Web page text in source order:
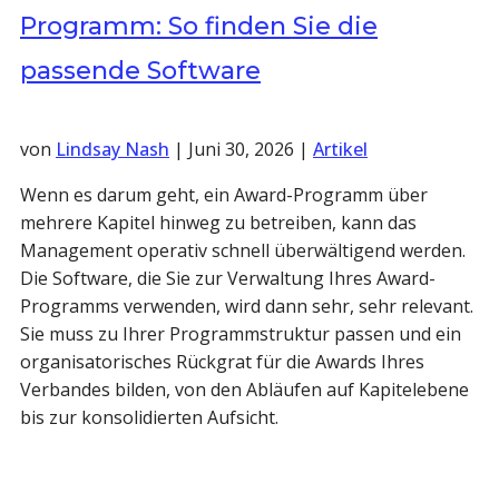
Programm: So finden Sie die
passende Software
von Lindsay Nash | Juni 30, 2026 | Artikel
Wenn es darum geht, ein Award-Programm über
mehrere Kapitel hinweg zu betreiben, kann das
Management operativ schnell überwältigend werden.
Die Software, die Sie zur Verwaltung Ihres Award-
Programms verwenden, wird dann sehr, sehr relevant.
Sie muss zu Ihrer Programmstruktur passen und ein
organisatorisches Rückgrat für die Awards Ihres
Verbandes bilden, von den Abläufen auf Kapitelebene
bis zur konsolidierten Aufsicht.